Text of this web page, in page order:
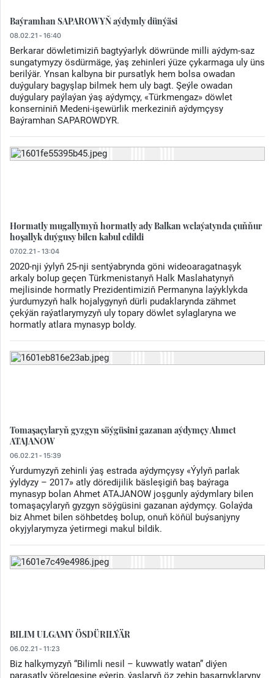
Baýramhan SAPAROWYŇ aýdymly dünýäsi
08.02.21 - 16:40
Berkarar döwletimiziň bagtyýarlyk döwründe milli aýdym-saz
sungatymyzy ösdürmäge, ýaş zehinleri ýüze çykarmaga uly üns
berilýär. Ynsan kalbyna bir pursatlyk hem bolsa owadan
duýgulary bagyşlap bilmek hem uly bagt. Şeýle owadan
duýgulary paýlaýan ýaş aýdymçy, «Türkmengaz» döwlet
konserniniň Medeni-işewürlik merkeziniň aýdymçysy
Baýramhan SAPAROWDYR.
Hormatly mugallymyň hormatly ady Balkan welaýatynda çuňňur
hoşallyk duýgusy bilen kabul edildi
07.02.21 - 13:04
2020-nji ýylyň 25-nji sentýabrynda göni wideoaragatnaşyk
arkaly bolup geçen Türkmenistanyň Halk Maslahatynyň
mejlisinde hormatly Prezidentimiziň Permanyna laýyklykda
ýurdumyzyň halk hojalygynyň dürli pudaklarynda zähmet
çekýän raýatlarymyzyň uly topary döwlet sylaglaryna we
hormatly atlara mynasyp boldy.
Tomaşaçylaryň gyzgyn söýgüsini gazanan aýdymçy Ahmet
ATAJANOW
06.02.21 - 15:39
Ýurdumyzyň zehinli ýaş estrada aýdymçysy «Ýylyň parlak
ýyldyzy – 2017» atly döredijilik bäsleşigiň baş baýraga
mynasyp bolan Ahmet ATAJANOW joşgunly aýdymlary bilen
tomaşaçylaryň gyzgyn söýgüsini gazanan aýdymçy. Golaýda
biz Ahmet bilen söhbetdeş bolup, onuň köňül buýsanjyny
okyjylarymyza ýetirmegi makul bildik.
BILIM ULGAMY ÖSDÜRILÝÄR
06.02.21 - 11:23
Biz halkymyzyň “Bilimli nesil – kuwwatly watan” diýen
parasatly ýörelgesine eýerip, ýaşlaryň öz zehin başarnyklaryny